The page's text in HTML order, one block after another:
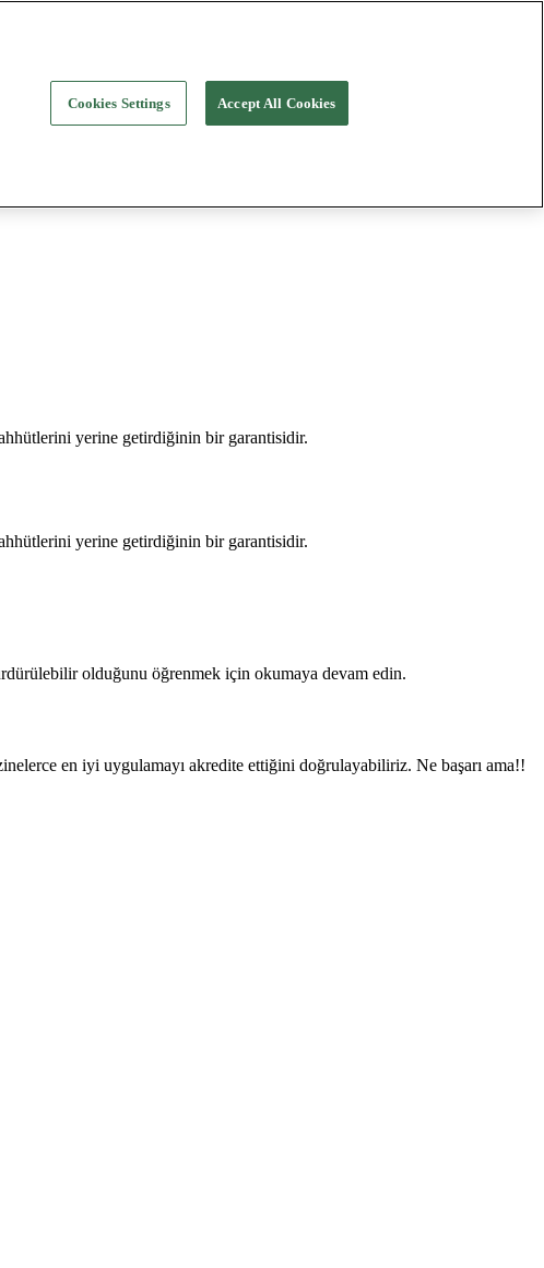
yerine getirdiğinin bir garantisidir.
yerine getirdiğinin bir garantisidir.
olduğunu öğrenmek için okumaya devam edin.
en iyi uygulamayı akredite ettiğini doğrulayabiliriz. Ne başarı ama!!
Cookies Settings Accept All Cookies